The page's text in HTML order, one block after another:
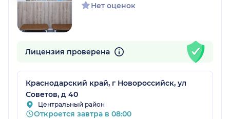
Нет оценок
Лицензия проверена
Краснодарский край, г Новороссийск, ул
Советов, д 40
Центральный район
Откроется завтра в 08:00